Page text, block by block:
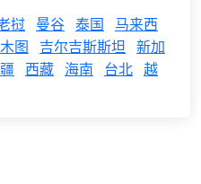
挝 曼谷 泰国
马来西
图 吉尔吉斯斯坦 新加
西藏 海南 台北 越